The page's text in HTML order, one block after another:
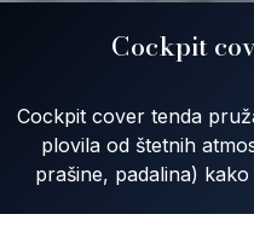
Cockpit
Cockpit cover tenda
plovila od štetnih
prašine, padalina)